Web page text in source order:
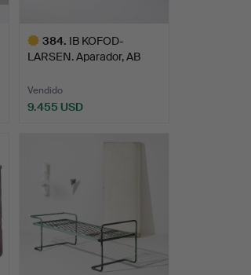
384. IB KOFOD-
LARSEN. Aparador, AB
Vendido
9.455 USD